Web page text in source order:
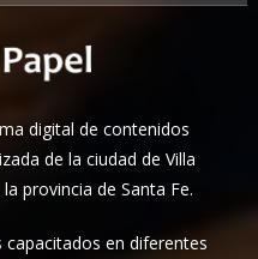
digital de contenidos
de la ciudad de Villa
provincia de Santa Fe.
en diferentes